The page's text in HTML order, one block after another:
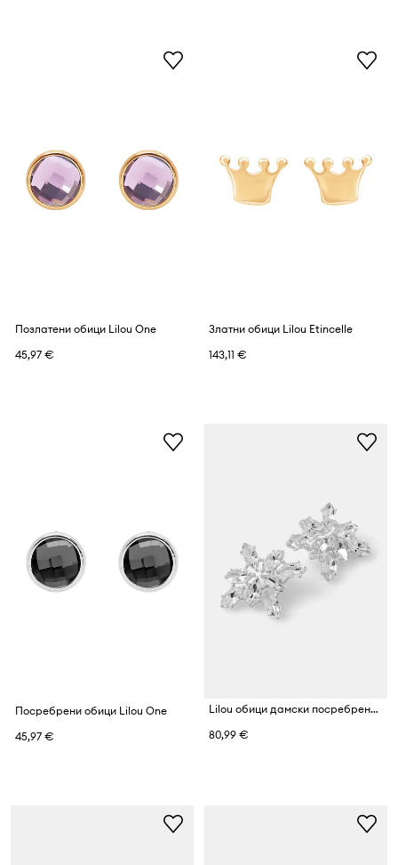
Позлатени обици Lilou One
45,97 €
Златни обици Lilou Etincelle
143,11 €
Посребрени обици Lilou One
45,97 €
Lilou обици дамски посребрени кристални Glamour
80,99 €